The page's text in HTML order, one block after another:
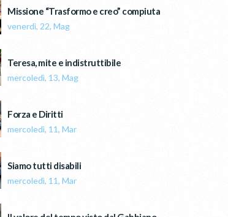
Missione “Trasformo e creo” compiuta
venerdì, 22, Mag
Teresa, mite e indistruttibile
mercoledì, 13, Mag
Forza e Diritti
mercoledì, 11, Mar
Siamo tutti disabili
mercoledì, 11, Mar